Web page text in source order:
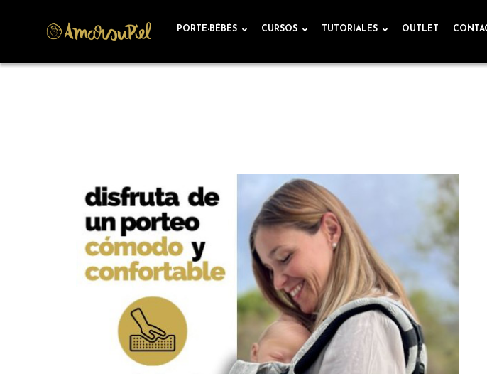
PORTE-BÉBÉS CURSOS TUTORIALES OUTLET